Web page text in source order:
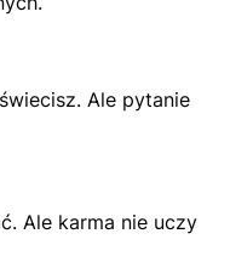
Ale pytanie
Ale karma nie uczy